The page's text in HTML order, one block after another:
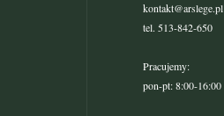
kontakt@arslege.pl
tel. 513-842-650
Pracujemy:
pon-pt: 8:00-16:00